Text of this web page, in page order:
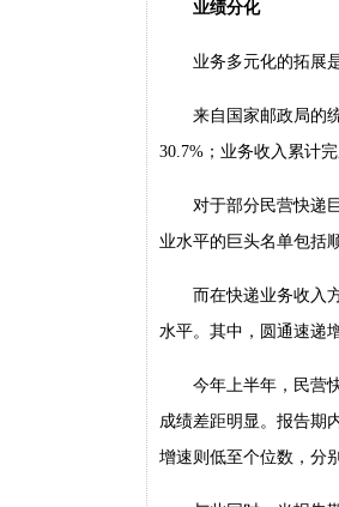
业绩分化
业务多元化的拓展
来自国家邮政局的
30.7%；业务收入累计
对于部分民营快递
业水平的巨头名单包括
而在快递业务收入
水平。其中，圆通速递
今年上半年，民营
成绩差距明显。报告期
增速则低至个位数，分